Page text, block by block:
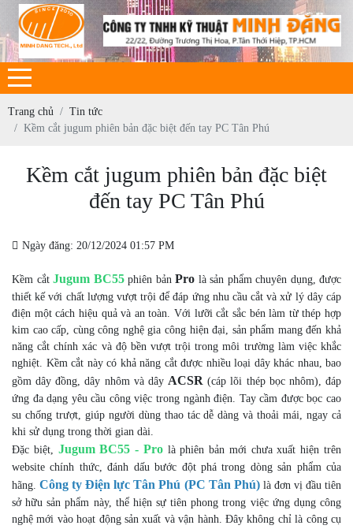
Trang chủ
Tin tức
Kềm cắt jugum phiên bản đặc biệt đến tay PC Tân Phú
Kềm cắt jugum phiên bản đặc biệt
đến tay PC Tân Phú
Ngày đăng: 20/12/2024 01:57 PM
Kềm cắt Jugum BC55phiên bản Pro là sản phẩm chuyên dụng, được
thiết kế với chất lượng vượt trội để đáp ứng nhu cầu cắt và xử lý dây cáp
điện một cách hiệu quả và an toàn. Với lưỡi cắt sắc bén làm từ thép hợp
kim cao cấp, cùng công nghệ gia công hiện đại, sản phẩm mang đến khả
năng cắt chính xác và độ bền vượt trội trong môi trường làm việc khắc
nghiệt. Kềm cắt này có khả năng cắt được nhiều loại dây khác nhau, bao
gồm dây đồng, dây nhôm và dây ACSR (cáp lõi thép bọc nhôm), đáp
ứng đa dạng yêu cầu công việc trong ngành điện. Tay cầm được bọc cao
su chống trượt, giúp người dùng thao tác dễ dàng và thoải mái, ngay cả
khi sử dụng trong thời gian dài.
Đặc biệt, Jugum BC55 - Prolà phiên bản mới chưa xuất hiện trên
website chính thức, đánh dấu bước đột phá trong dòng sản phẩm của
hãng.Công ty Điện lực Tân Phú (PC Tân Phú)là đơn vị đầu tiên
sở hữu sản phẩm này, thể hiện sự tiên phong trong việc ứng dụng công
nghệ mới vào hoạt động sản xuất và vận hành. Đây không chỉ là công cụ